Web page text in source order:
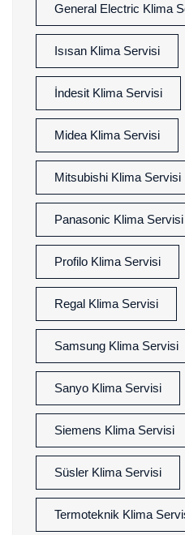
General Electric Klima
Isısan Klima Servisi
İndesit Klima Servisi
Midea Klima Servisi
Mitsubishi Klima Servisi
Panasonic Klima Servisi
Profilo Klima Servisi
Regal Klima Servisi
Samsung Klima Servisi
Sanyo Klima Servisi
Siemens Klima Servisi
Süsler Klima Servisi
Termoteknik Klima